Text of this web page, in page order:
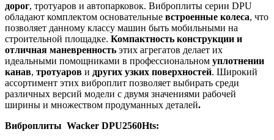
дорог, тротуаров и автопарковок. Виброплиты серии DPU
обладают комплектом основательные встроенные колеса, что
позволяет данному классу машин быть мобильными на
строительной площадке. Компактность конструкции и
отличная маневренность этих агрегатов делает их
идеальными помощниками в профессиональном уплотнении
канав, тротуаров и других узких поверхностей. Широкий
ассортимент этих виброплит позволяет выбирать среди
различных версий модели с двумя значениями рабочей
ширины и множеством продуманных деталей.
Виброплиты Wacker DPU2560Hts: